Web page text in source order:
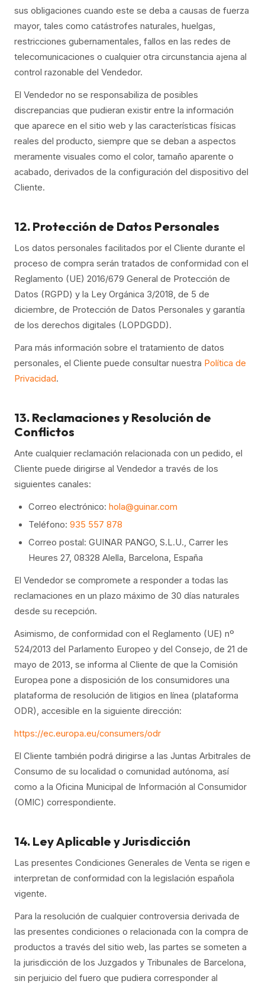
sus obligaciones cuando este se deba a causas de fuerza
mayor, tales como catástrofes naturales, huelgas,
restricciones gubernamentales, fallos en las redes de
telecomunicaciones o cualquier otra circunstancia ajena al
control razonable del Vendedor.
El Vendedor no se responsabiliza de posibles
discrepancias que pudieran existir entre la información
que aparece en el sitio web y las características físicas
reales del producto, siempre que se deban a aspectos
meramente visuales como el color, tamaño aparente o
acabado, derivados de la configuración del dispositivo del
Cliente.
12. Protección de Datos Personales
Los datos personales facilitados por el Cliente durante el
proceso de compra serán tratados de conformidad con el
Reglamento (UE) 2016/679 General de Protección de
Datos (RGPD) y la Ley Orgánica 3/2018, de 5 de
diciembre, de Protección de Datos Personales y garantía
de los derechos digitales (LOPDGDD).
Para más información sobre el tratamiento de datos
personales, el Cliente puede consultar nuestra Política de
Privacidad.
13. Reclamaciones y Resolución de
Conflictos
Ante cualquier reclamación relacionada con un pedido, el
Cliente puede dirigirse al Vendedor a través de los
siguientes canales:
Correo electrónico: hola@guinar.com
Teléfono: 935 557 878
Correo postal: GUINAR PANGO, S.L.U., Carrer les
Heures 27, 08328 Alella, Barcelona, España
El Vendedor se compromete a responder a todas las
reclamaciones en un plazo máximo de 30 días naturales
desde su recepción.
Asimismo, de conformidad con el Reglamento (UE) nº
524/2013 del Parlamento Europeo y del Consejo, de 21 de
mayo de 2013, se informa al Cliente de que la Comisión
Europea pone a disposición de los consumidores una
plataforma de resolución de litigios en línea (plataforma
ODR), accesible en la siguiente dirección:
https://ec.europa.eu/consumers/odr
El Cliente también podrá dirigirse a las Juntas Arbitrales de
Consumo de su localidad o comunidad autónoma, así
como a la Oficina Municipal de Información al Consumidor
(OMIC) correspondiente.
14. Ley Aplicable y Jurisdicción
Las presentes Condiciones Generales de Venta se rigen e
interpretan de conformidad con la legislación española
vigente.
Para la resolución de cualquier controversia derivada de
las presentes condiciones o relacionada con la compra de
productos a través del sitio web, las partes se someten a
la jurisdicción de los Juzgados y Tribunales de Barcelona,
sin perjuicio del fuero que pudiera corresponder al